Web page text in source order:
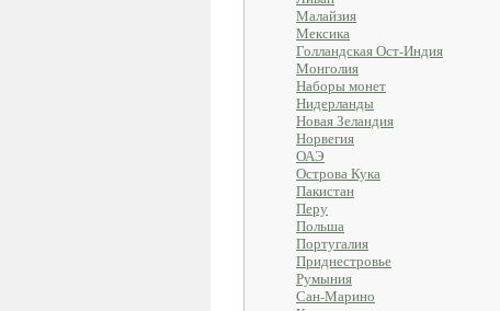
Малайзия
Мексика
Голландская Ост-Индия
Монголия
Наборы монет
Нидерланды
Новая Зеландия
Норвегия
ОАЭ
Острова Кука
Пакистан
Перу
Польша
Португалия
Приднестровье
Румыния
Сан-Марино